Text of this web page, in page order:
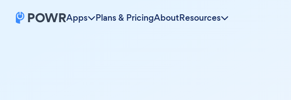
Apps Plans & PricingAboutResources